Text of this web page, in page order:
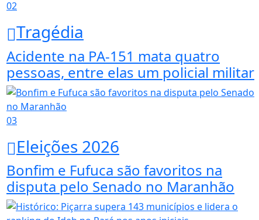
02
Tragédia
Acidente na PA-151 mata quatro
pessoas, entre elas um policial militar
03
Eleições 2026
Bonfim e Fufuca são favoritos na
disputa pelo Senado no Maranhão